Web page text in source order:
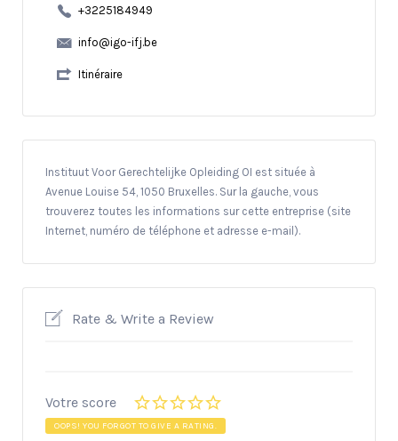
+3225184949
info@igo-ifj.be
Itinéraire
Instituut Voor Gerechtelijke Opleiding OI est située à
Avenue Louise 54, 1050 Bruxelles. Sur la gauche, vous
trouverez toutes les informations sur cette entreprise (site
Internet, numéro de téléphone et adresse e-mail).
Rate & Write a Review
Votre score
OOPS! YOU FORGOT TO GIVE A RATING.